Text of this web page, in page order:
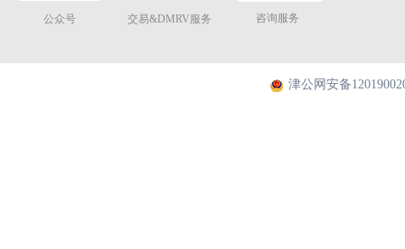
交易&DMRV服务
公众号 咨询服务
津公网安备